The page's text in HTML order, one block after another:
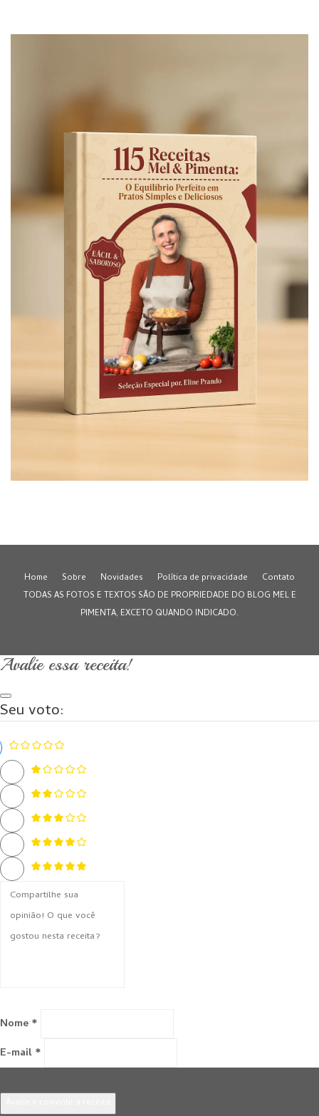
Home Sobre Novidades Política de privacidade
Contato
TODAS AS FOTOS E TEXTOS SÃO DE PROPRIEDADE DO BLOG MEL E
PIMENTA, EXCETO QUANDO INDICADO.
Avalie essa receita!
Seu voto:
Nome *
E-mail *